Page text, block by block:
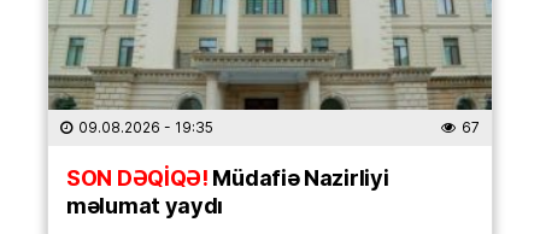
09.08.2026 - 19:35 67
SON DƏQİQƏ!Müdafiə Nazirliyi
məlumat yaydı